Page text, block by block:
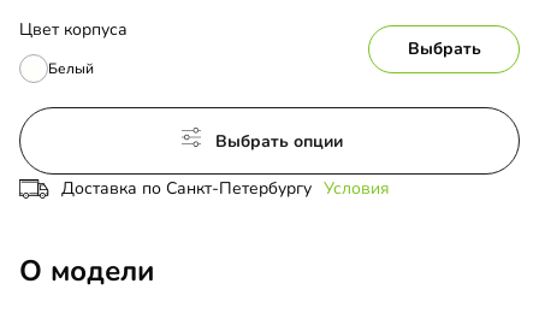
Цвет корпуса
Белый
Выбрать
Выбрать опции
Доставка по Санкт-Петербургу Условия
О модели